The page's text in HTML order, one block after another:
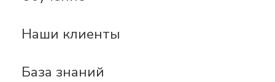
Наши клиенты
База знаний